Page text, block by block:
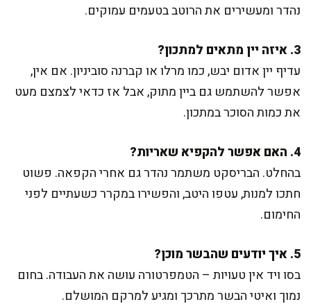
נהדר ומעשירים את הרוטב בטעמים עמוקים.
3. איזה יין מתאים למתכון?
עדיף יין אדום יבש, כמו מרלו או קברנה סוביניון. אם אין,
אפשר להשתמש גם ביין מתוק, אבל אז כדאי לצמצם מעט
את כמות הסוכר במתכון.
4. האם אפשר להקפיא שאריות?
בהחלט. הבריסקט משתמר נהדר גם אחרי הקפאה. פשוט
חתכו למנות, עטפו היטב, והפשירו במקרר כשעתיים לפני
החימום.
5. איך יודעים שהבשר מוכן?
בסו ויד אין טעויות – הטמפרטורה עושה את העבודה. בחום
נמוך ואיטי הבשר מתרכך ומגיע למרקם המושלם.